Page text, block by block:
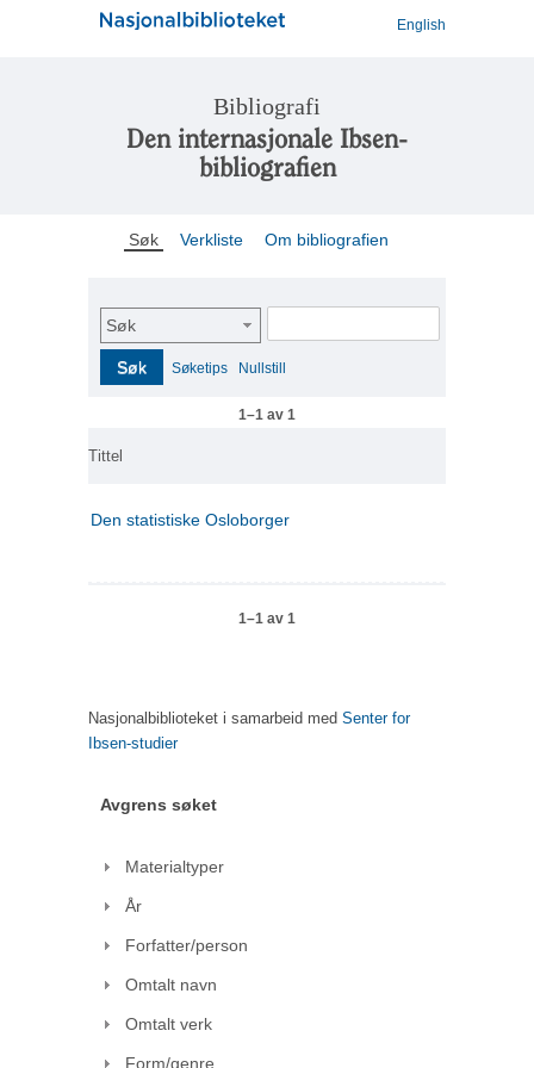
English
Bibliografi
Den internasjonale Ibsen-
bibliografien
Søk Verkliste Om bibliografien
Søk
Søk Søketips Nullstill
1–1 av 1
Tittel
Den statistiske Osloborger
1–1 av 1
Nasjonalbiblioteket i samarbeid med Senter for
Ibsen-studier
Avgrens søket
Materialtyper
År
Forfatter/person
Omtalt navn
Omtalt verk
Form/genre